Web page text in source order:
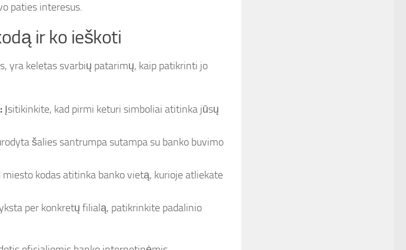
paties interesus.
ir ko ieškoti
yra keletas svarbių patarimų, kaip patikrinti jo
Įsitikinkite, kad pirmi keturi simboliai atitinka jūsų
šalies santrumpa sutampa su banko buvimo
kodas atitinka banko vietą, kurioje atliekate
per konkretų filialą, patikrinkite padalinio